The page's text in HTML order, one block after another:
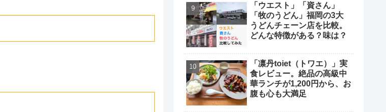
「ウエスト」「資さん」
「牧のうどん」福岡の3大
うどんチェーン店を比較。
どんな特徴がある？味は？
「凛丹toiet（トワエ）」実
食レビュー。絶品の高級中
華ランチが1,200円から、お
腹も心も大満足